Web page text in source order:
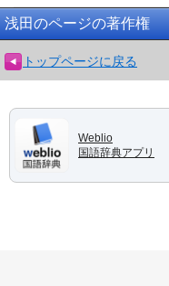
浅田のページの著作権
トップページに戻る
Weblio
国語辞典アプリ